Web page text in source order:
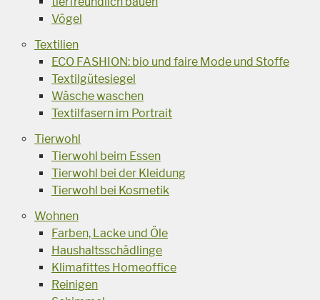
Vögel
Textilien
ECO FASHION: bio und faire Mode und Stoffe
Textilgütesiegel
Wäsche waschen
Textilfasern im Portrait
Tierwohl
Tierwohl beim Essen
Tierwohl bei der Kleidung
Tierwohl bei Kosmetik
Wohnen
Farben, Lacke und Öle
Haushaltsschädlinge
Klimafittes Homeoffice
Reinigen